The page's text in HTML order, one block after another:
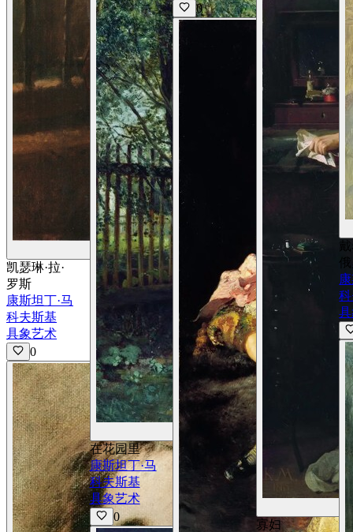
凯瑟琳·拉·
罗斯
康斯坦丁·马
科夫斯基
具象艺术
0
在花园里
康斯坦丁·马
科夫斯基
具象艺术
0
0
寡妇